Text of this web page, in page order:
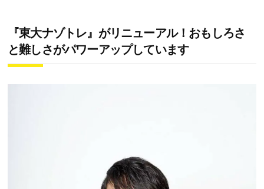
『東大ナゾトレ』がリニューアル！おもしろさ
と難しさがパワーアップしています